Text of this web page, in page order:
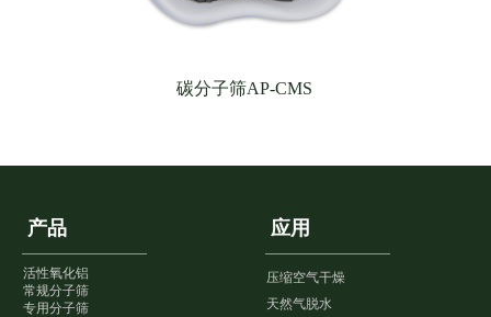
碳分子筛AP-CMS
产品
活性氧化铝
常规分子筛
专用分子筛
应用
压缩空气干燥
天然气脱水